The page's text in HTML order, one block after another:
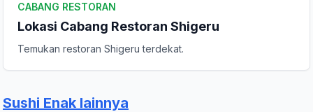
CABANG RESTORAN
Lokasi Cabang Restoran Shigeru
Temukan restoran Shigeru terdekat.
Sushi Enak lainnya
Komentar Anda